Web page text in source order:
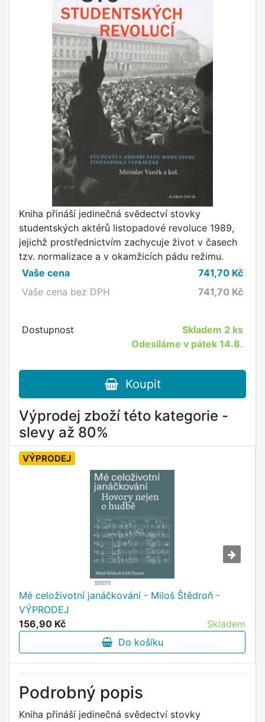
Kniha přináší jedinečná svědectví stovky
studentských aktérů listopadové revoluce 1989,
jejichž prostřednictvím zachycuje život v časech
tzv. normalizace a v okamžicích pádu režimu.
Vaše cena
741,70 Kč
Vaše cena bez DPH
741,70 Kč
Dostupnost Skladem 2 ks
Odesíláme v pátek 14.8.
Koupit
Výprodej zboží této kategorie -
slevy až 80%
VÝPRODEJ
Mé celoživotní janáčkování - Miloš Štědroň -
VÝPRODEJ
156,90 Kč
Skladem
Do košíku
Podrobný popis
Kniha přináší jedinečná svědectví stovky